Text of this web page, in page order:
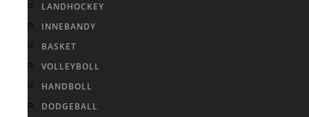
LANDHOCKEY
INNEBANDY
BASKET
VOLLEYBOLL
HANDBOLL
DODGEBALL